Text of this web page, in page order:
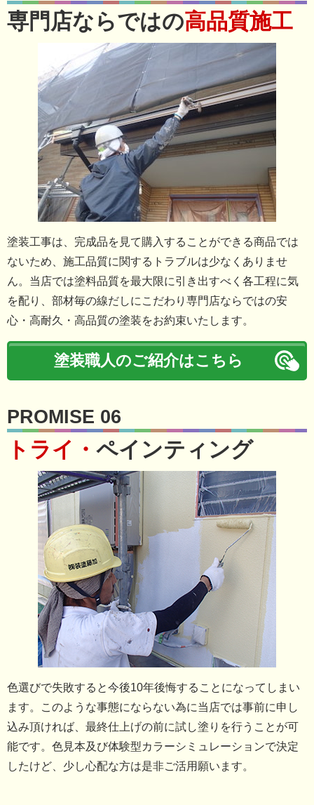
専門店ならではの高品質施工
塗装工事は、完成品を見て購入することができる商品では
ないため、施工品質に関するトラブルは少なくありませ
ん。当店では塗料品質を最大限に引き出すべく各工程に気
を配り、部材毎の線だしにこだわり専門店ならではの安
心・高耐久・高品質の塗装をお約束いたします。
塗装職人のご紹介はこちら
PROMISE 06
トライ・ ペインティング
色選びで失敗すると今後10年後悔することになってしまい
ます。このような事態にならない為に当店では事前に申し
込み頂ければ、最終仕上げの前に試し塗りを行うことが可
能です。色見本及び体験型カラーシミュレーションで決定
したけど、少し心配な方は是非ご活用願います。